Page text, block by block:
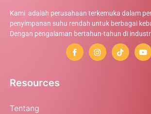
Kami adalah perusahaan terkemuka dalam
penyimpanan suhu rendah untuk berbagai
Dengan pengalaman bertahun-tahun di
Resources
Tentang